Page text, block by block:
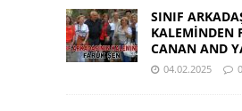
SINIF
KALEMİNDEN
CANAN AND
04.02.2025 0